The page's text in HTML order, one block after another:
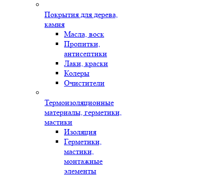
Покрытия для дерева,
камня
Масла, воск
Пропитки,
антисептики
Лаки, краски
Колеры
Очистители
Термоизоляционные
материалы, герметики,
мастики
Изоляция
Герметики,
мастики,
монтажные
элементы